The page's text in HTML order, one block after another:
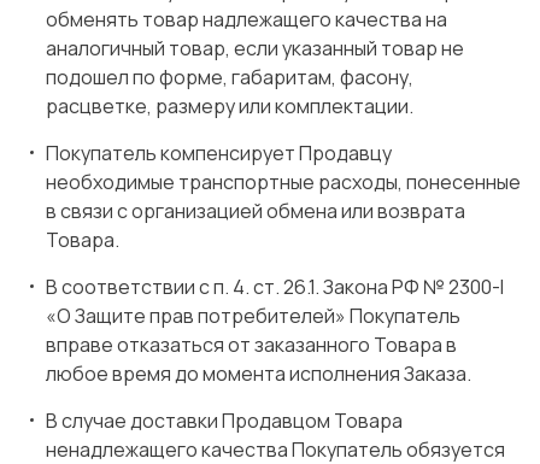
обменять товар надлежащего качества на
аналогичный товар, если указанный товар не
подошел по форме, габаритам, фасону,
расцветке, размеру или комплектации.
Покупатель компенсирует Продавцу
необходимые транспортные расходы, понесенные
в связи с организацией обмена или возврата
Товара.
В соответствии с п. 4. ст. 26.1. Закона РФ № 2300-I
«О Защите прав потребителей» Покупатель
вправе отказаться от заказанного Товара в
любое время до момента исполнения Заказа.
В случае доставки Продавцом Товара
ненадлежащего качества Покупатель обязуется